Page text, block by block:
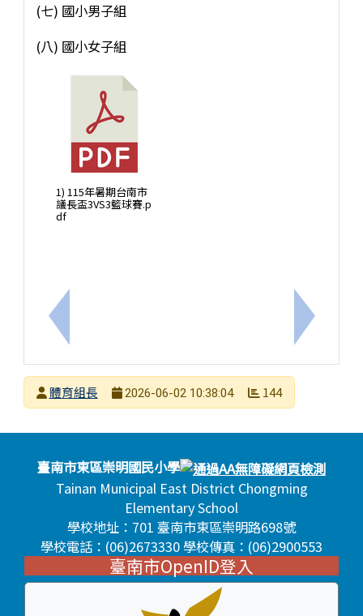
上一筆：公告114學年度暑期課後社團第一階段不
(七) 國小男子組
(八) 國小女子組
1) 115年暑期台南市
議長盃3VS3籃球賽.p
df
下一筆：
發布者
體育組長
2026-06-02 10:38:04 144
頁尾區域內容
臺南市東區崇明國民小學
Tainan Municipal East District Chongming
Elementary School
學校地址：701 臺南市東區崇明路698號
學校電話：(06)2673330 學校傳真：(06)2900553
臺南市OpenID登入